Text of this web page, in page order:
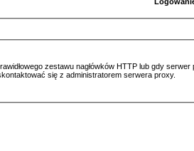
zestawu nagłówków HTTP lub gdy
się z administratorem serwera proxy.